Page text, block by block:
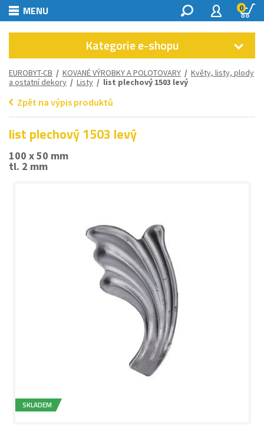
MENU 0
Kategorie e-shopu
EUROBYT-CB / KOVANÉ VÝROBKY A POLOTOVARY / Květy, listy, plody
a ostatní dekory / Listy / list plechový 1503 levý
Zpět na výpis produktů
list plechový 1503 levý
100 x 50 mm
tl. 2 mm
SKLADEM